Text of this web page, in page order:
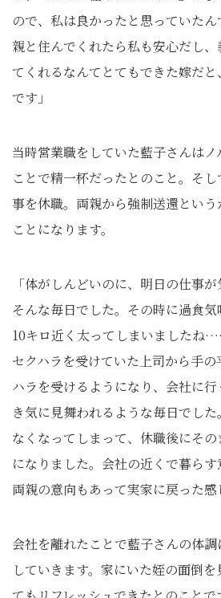
ので、私は良かったと思っていた
親と住んでくれたら私も安心だし
てくれるなんてとてもできた嫁だ
です」
当時営業職をしていた藍子さんは
ことで精一杯だったとのこと。そ
事を休職。両親から強制送還とい
ことになります。
「体がしんどいのに、明日の仕事が
そんな毎日でした。その時に過食気
10キロ近く太ってしまいましたね
セクハラを受けていた上司から手
ハラを受けるようになり、会社に
き気に見舞われるような毎日でし
なくなってしまって、休職後にそ
になりました。会社の近くで暮らす
両親の意向もあって実家に戻った感
会社を離れたことで藍子さんの体
していきます。家にいた姪の面倒